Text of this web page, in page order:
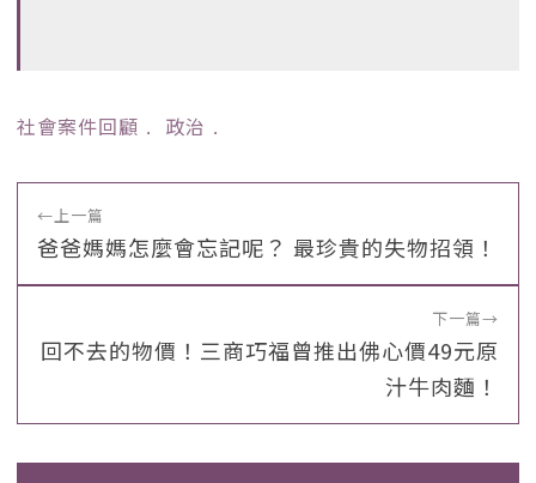
社會案件回顧 ﹒ 政治 ﹒
←上一篇
爸爸媽媽怎麼會忘記呢？ 最珍貴的失物招領！
下一篇→
回不去的物價！三商巧福曾推出佛心價49元原
汁牛肉麵！